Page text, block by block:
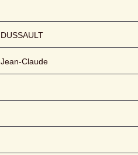
DUSSAULT
Jean-Claude